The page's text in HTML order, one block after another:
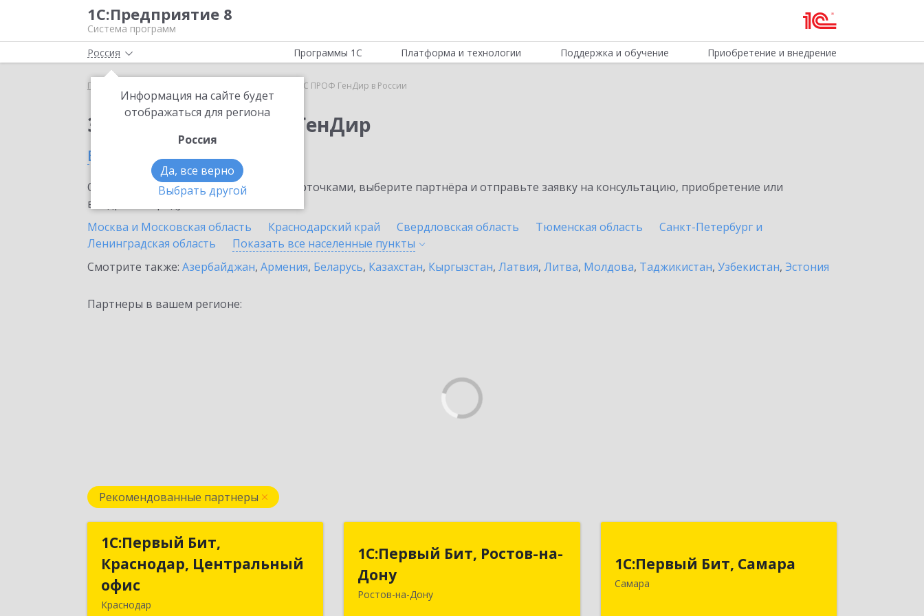
1С:Предприятие 8
Система программ
Россия
Информация на сайте будет
отображаться для региона
Россия
Да, все верно
Выбрать другой
Программы 1С Платформа и технологии Поддержка и обучение Приобретение и внедрение
Главная ИТС ПРОФ ГенДир в России
Заказать ИТС ПРОФ ГенДир
в России
Ознакомьтесь с информационными карточками, выберите партнёра и отправьте заявку на консультацию, приобретение или
внедрение продукта.
Москва и Московская область
Краснодарский край Свердловская область Тюменская область
Санкт-Петербург и
Ленинградская область
Показать все населенные пункты
Смотрите также: Азербайджан, Армения, Беларусь, Казахстан, Кыргызстан, Латвия, Литва, Молдова, Таджикистан, Узбекистан, Эстония
Партнеры в вашем регионе:
Рекомендованные партнеры
1С:Первый Бит,
Краснодар, Центральный
офис
Краснодар
1С:Первый Бит,
Краснодар, Центральный
1С:Первый Бит, Ростов-на-
Дону
Ростов-на-Дону
1С:Первый Бит, Ростов-на-
Дону
344091, Ростовская обл, Ростов-на-
1С:Первый Бит, Самара
Самара
443013, Самарская обл, Самара г,